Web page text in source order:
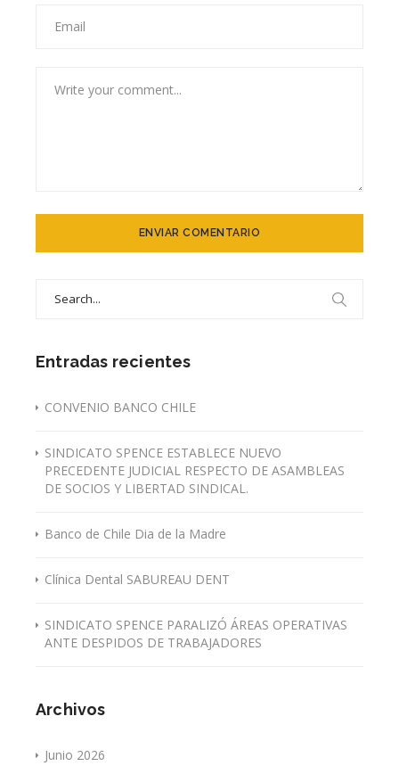
Entradas recientes
CONVENIO BANCO CHILE
SINDICATO SPENCE ESTABLECE NUEVO
PRECEDENTE JUDICIAL RESPECTO DE ASAMBLEAS
DE SOCIOS Y LIBERTAD SINDICAL.
Banco de Chile Dia de la Madre
Clínica Dental SABUREAU DENT
SINDICATO SPENCE PARALIZÓ ÁREAS OPERATIVAS
ANTE DESPIDOS DE TRABAJADORES
Archivos
Junio 2026